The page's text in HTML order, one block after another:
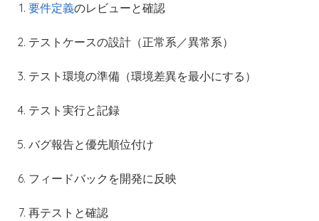
要件定義のレビューと確認
テストケースの設計（正常系／異常系）
テスト環境の準備（環境差異を最小にする）
テスト実行と記録
バグ報告と優先順位付け
フィードバックを開発に反映
再テストと確認